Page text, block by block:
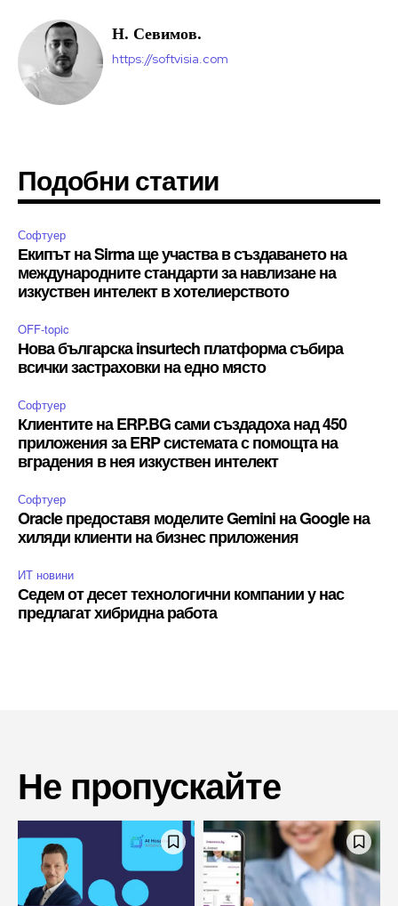
Н. Севимов.
https://softvisia.com
Подобни статии
Софтуер
Екипът на Sirma ще участва в създаването на
международните стандарти за навлизане на
изкуствен интелект в хотелиерството
OFF-topic
Нова българска insurtech платформа събира
всички застраховки на едно място
Софтуер
Клиентите на ERP.BG сами създадоха над 450
приложения за ERP системата с помощта на
вградения в нея изкуствен интелект
Софтуер
Oracle предоставя моделите Gemini на Google на
хиляди клиенти на бизнес приложения
ИТ новини
Седем от десет технологични компании у нас
предлагат хибридна работа
Не пропускайте